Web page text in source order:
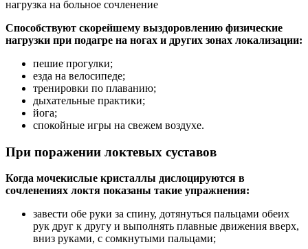
нагрузка на больное сочленение
Способствуют скорейшему выздоровлению физические
нагрузки при подагре на ногах и других зонах локализации:
пешие прогулки;
езда на велосипеде;
тренировки по плаванию;
дыхательные практики;
йога;
спокойные игры на свежем воздухе.
При поражении локтевых суставов
Когда мочекислые кристаллы дислоцируются в
сочленениях локтя показаны такие упражнения:
завести обе руки за спину, дотянуться пальцами обеих
рук друг к другу и выполнять плавные движения вверх,
вниз руками, с сомкнутыми пальцами;